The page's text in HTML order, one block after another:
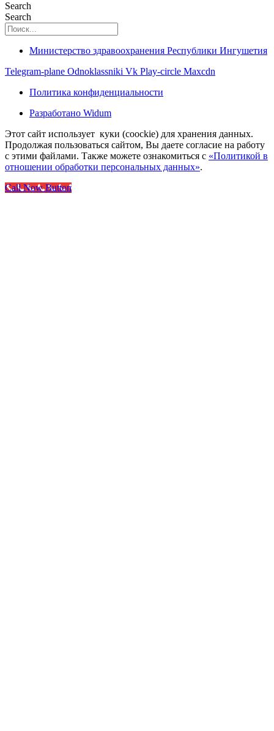
Search
Search
Министерство здравоохранения Республики Ингушетия
Telegram-plane Odnoklassniki Vk Play-circle Maxcdn
Политика конфиденциальности
Разработано Widum
Этот сайт использует куки (coockie) для хранения данных.
Продолжая пользоваться сайтом, Вы даете согласие на работу
с этими файлами. Также можете ознакомиться с «Политикой в
отношении обработки персональных данных».
Call Now Button